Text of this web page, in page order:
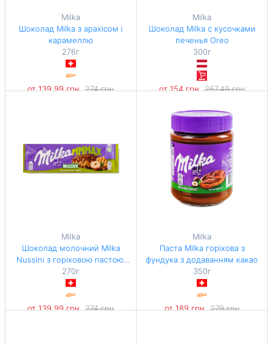
Milka
Шоколад Milka з арахісом і
карамеллю
276г
от 139,99 грн 274 грн
Milka
Шоколад Milka с кусочками
печенья Oreo
300г
от 154 грн 267,49 грн
513,33 грн / 1 кг
Milka
Шоколад молочний Milka
Nussini з горіховою пастою,
фундуком та вафлею
270г
от 139,99 грн 274 грн
Milka
Паста Milka горіхова з
фундука з додаванням какао
350г
от 189 грн 279 грн